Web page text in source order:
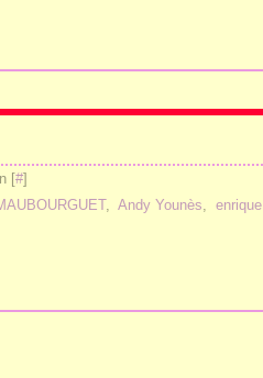
[#]
, Andy Younès, enrique